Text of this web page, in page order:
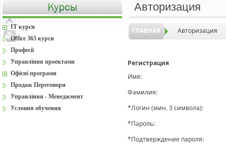
Авторизация
ГЛАВНАЯ Авторизация
Регистрация
Имя:
Фамилия:
*Логин (мин. 3 символа):
*Пароль:
*Подтверждение пароля:
IT курси
Office 365 курси
Професії
Управління проектами
Офісні програми
Продаж Переговори
Управління - Менеджмент
Условия обучения